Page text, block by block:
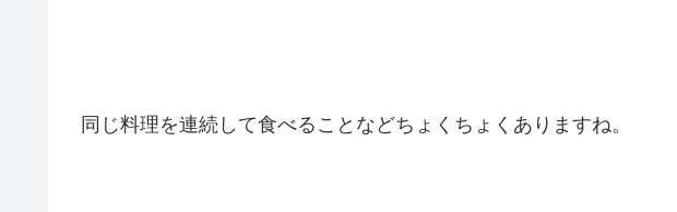
同じ料理を連続して食べることなどちょくちょくありますね。